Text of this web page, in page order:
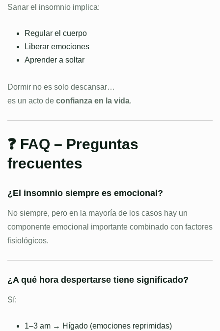
Sanar el insomnio implica:
Regular el cuerpo
Liberar emociones
Aprender a soltar
Dormir no es solo descansar…
es un acto de confianza en la vida.
❓ FAQ – Preguntas
frecuentes
¿El insomnio siempre es emocional?
No siempre, pero en la mayoría de los casos hay un
componente emocional importante combinado con factores
fisiológicos.
¿A qué hora despertarse tiene significado?
Sí:
1–3 am → Hígado (emociones reprimidas)